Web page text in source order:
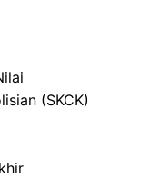
(SKCK)